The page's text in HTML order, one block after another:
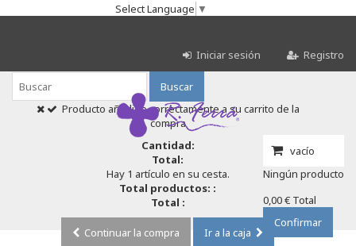
Select Language ▼
Iniciar sesión Registro
Buscar
vacío
Ningún producto
0,00 € Total
Confirmar
Producto añadido correctamente a su carrito de la
compra
Cantidad:
Total:
Hay 1 artículo en su cesta.
Total productos: :
Total :
Continuar la compra
Ir a la caja